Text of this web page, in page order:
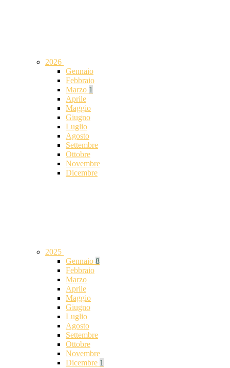
2026
Gennaio
Febbraio
Marzo 1
Aprile
Maggio
Giugno
Luglio
Agosto
Settembre
Ottobre
Novembre
Dicembre
2025
Gennaio 8
Febbraio
Marzo
Aprile
Maggio
Giugno
Luglio
Agosto
Settembre
Ottobre
Novembre
Dicembre 1